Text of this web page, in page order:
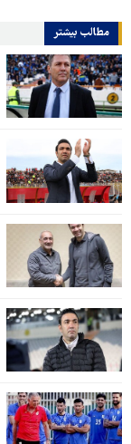
مطالب بیشتر